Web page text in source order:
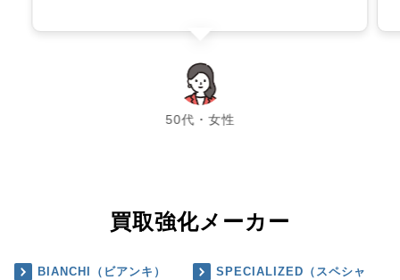
50代・女性
chevron_left chevron_right
買取強化メーカー
BIANCHI（ビアンキ）
SPECIALIZED（スペシャ